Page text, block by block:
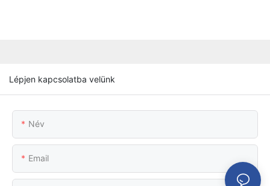
Lépjen kapcsolatba velünk
Név
Email